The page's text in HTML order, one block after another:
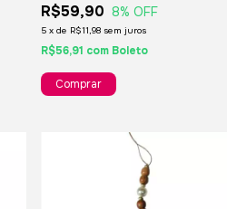
R$59,90 8% OFF
5 x de R$11,98 sem juros
R$56,91 com Boleto